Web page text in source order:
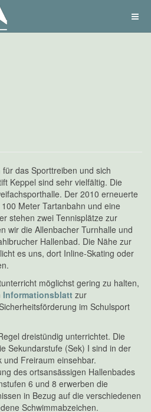
für das Sporttreiben und sich
Keppel sind sehr vielfältig. Die
Der 2010 erneuerte
Meter Tartanbahn und eine
stehen zwei Tennisplätze zur
wir die Allenbacher Turnhalle und
Hallenbad. Die Nähe zur
es uns, dort Inline-Skating oder
möglichst gering zu halten,
Informationsblatt zur
im Schulsport
dreistündig unterrichtet. Die
Sekundarstufe (Sek) I sind in der
Freiraum einsehbar.
des ortsansässigen Hallenbades
6 und 8 erwerben die
in Bezug auf die verschiedenen
Schwimmabzeichen.